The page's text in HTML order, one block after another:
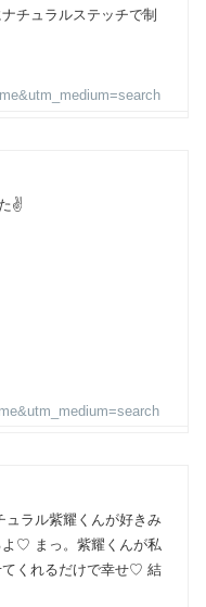
チュラルステッチで制
✌️
ュラル紫耀くんが好きみ
♡ まっ。紫耀くんが私
くれるだけで幸せ♡ 結